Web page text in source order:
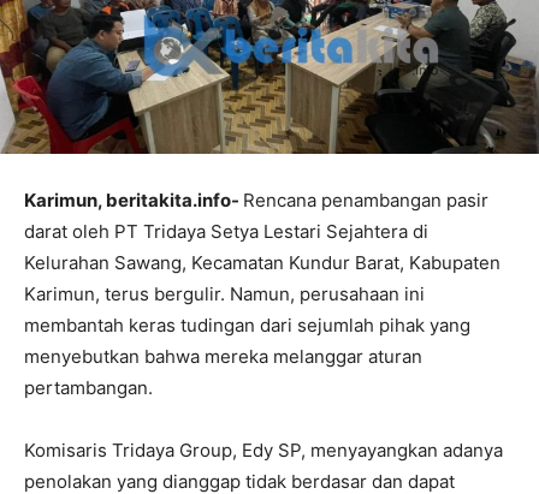
Karimun, beritakita.info- Rencana penambangan pasir
darat oleh PT Tridaya Setya Lestari Sejahtera di
Kelurahan Sawang, Kecamatan Kundur Barat, Kabupaten
Karimun, terus bergulir. Namun, perusahaan ini
membantah keras tudingan dari sejumlah pihak yang
menyebutkan bahwa mereka melanggar aturan
pertambangan.
Komisaris Tridaya Group, Edy SP, menyayangkan adanya
penolakan yang dianggap tidak berdasar dan dapat